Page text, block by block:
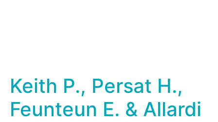
Keith P., Persat H.,
Feunteun E. & Allardi